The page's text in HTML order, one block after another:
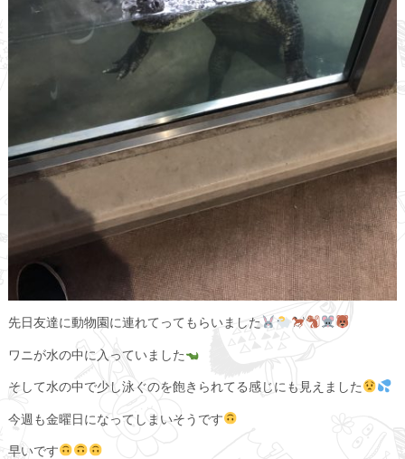
先日友達に動物園に連れてってもらいました
ワニが水の中に入っていました
そして水の中で少し泳ぐのを飽きられてる感じにも見えました
今週も金曜日になってしまいそうです
早いです